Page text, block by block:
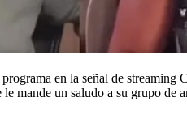
en la señal de streaming
mande un saludo a su grupo de